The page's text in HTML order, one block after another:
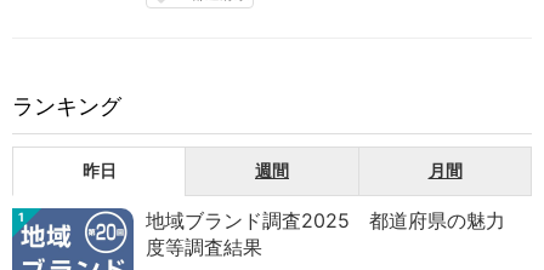
ランキング
昨日 週間 月間
1
地域ブランド調査2025 都道府県の魅力
度等調査結果